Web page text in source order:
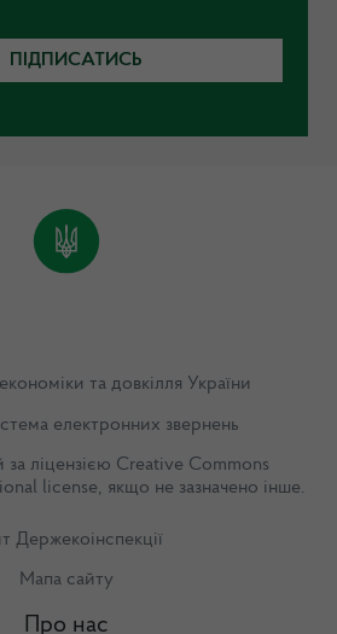
ПІДПИСАТИСЬ
та довкілля України
електронних звернень
ліцензією Creative Commons
license, якщо не зазначено інше.
Держекоінспекції
Мапа сайту
Про нас